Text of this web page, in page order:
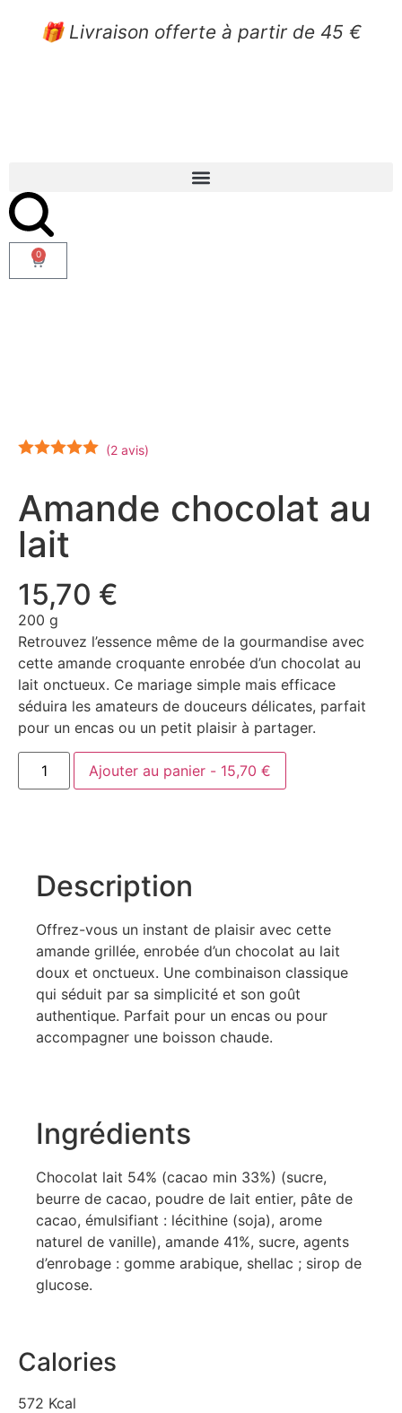
🎁 Livraison offerte à partir de 45 €
0
(2 avis)
Amande chocolat au
lait
15,70 €
200 g
Retrouvez l’essence même de la gourmandise avec
cette amande croquante enrobée d’un chocolat au
lait onctueux. Ce mariage simple mais efficace
séduira les amateurs de douceurs délicates, parfait
pour un encas ou un petit plaisir à partager.
Ajouter au panier - 15,70 €
Description
Offrez-vous un instant de plaisir avec cette
amande grillée, enrobée d’un chocolat au lait
doux et onctueux. Une combinaison classique
qui séduit par sa simplicité et son goût
authentique. Parfait pour un encas ou pour
accompagner une boisson chaude.
Ingrédients
Chocolat lait 54% (cacao min 33%) (sucre,
beurre de cacao, poudre de lait entier, pâte de
cacao, émulsifiant : lécithine (soja), arome
naturel de vanille), amande 41%, sucre, agents
d’enrobage : gomme arabique, shellac ; sirop de
glucose.
Calories
572 Kcal